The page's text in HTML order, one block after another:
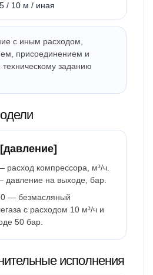
/ 10 м / иная
с иным расходом,
присоединением и
заданию
расход компрессора, м³/ч.
давление на выходе, бар.
— безмасляный
с расходом 10 м³/ч и
50 бар.
исполнения